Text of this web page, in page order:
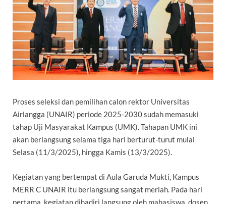
Proses seleksi dan pemilihan calon rektor Universitas
Airlangga (UNAIR) periode 2025-2030 sudah memasuki
tahap Uji Masyarakat Kampus (UMK). Tahapan UMK ini
akan berlangsung selama tiga hari berturut-turut mulai
Selasa (11/3/2025), hingga Kamis (13/3/2025).
Kegiatan yang bertempat di Aula Garuda Mukti, Kampus
MERR C UNAIR itu berlangsung sangat meriah. Pada hari
pertama, kegiatan dihadiri langsung oleh mahasiswa, dosen,